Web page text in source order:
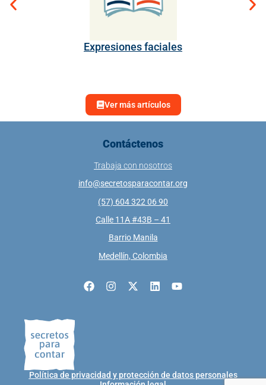
Expresiones faciales
Ver más artículos
Política de privacidad y protección de datos personales
Contáctenos
Trabaja con nosotros
info@secretosparacontar.org
(57) 604 322 06 90
Calle 11A #43B – 41
Barrio Manila
Medellín, Colombia